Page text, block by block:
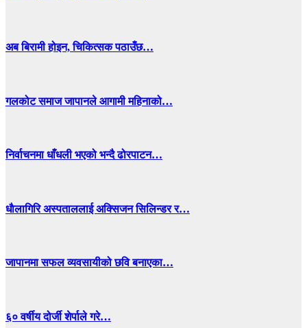
अब बिरामी होइन, चिकित्सक पठाउँछ…
गलकोट समाज जापानले आगामी महिनाको…
निर्वाचनमा धाँधली भएको भन्दै ढोरपाटन…
धाैलागिरि अस्पताललाई अक्सिजन सिलिन्डर र…
जापानमा सफल व्यवसायीको छवि बनाएका…
६० वर्षीय दोर्जी शेर्पाले गरे…